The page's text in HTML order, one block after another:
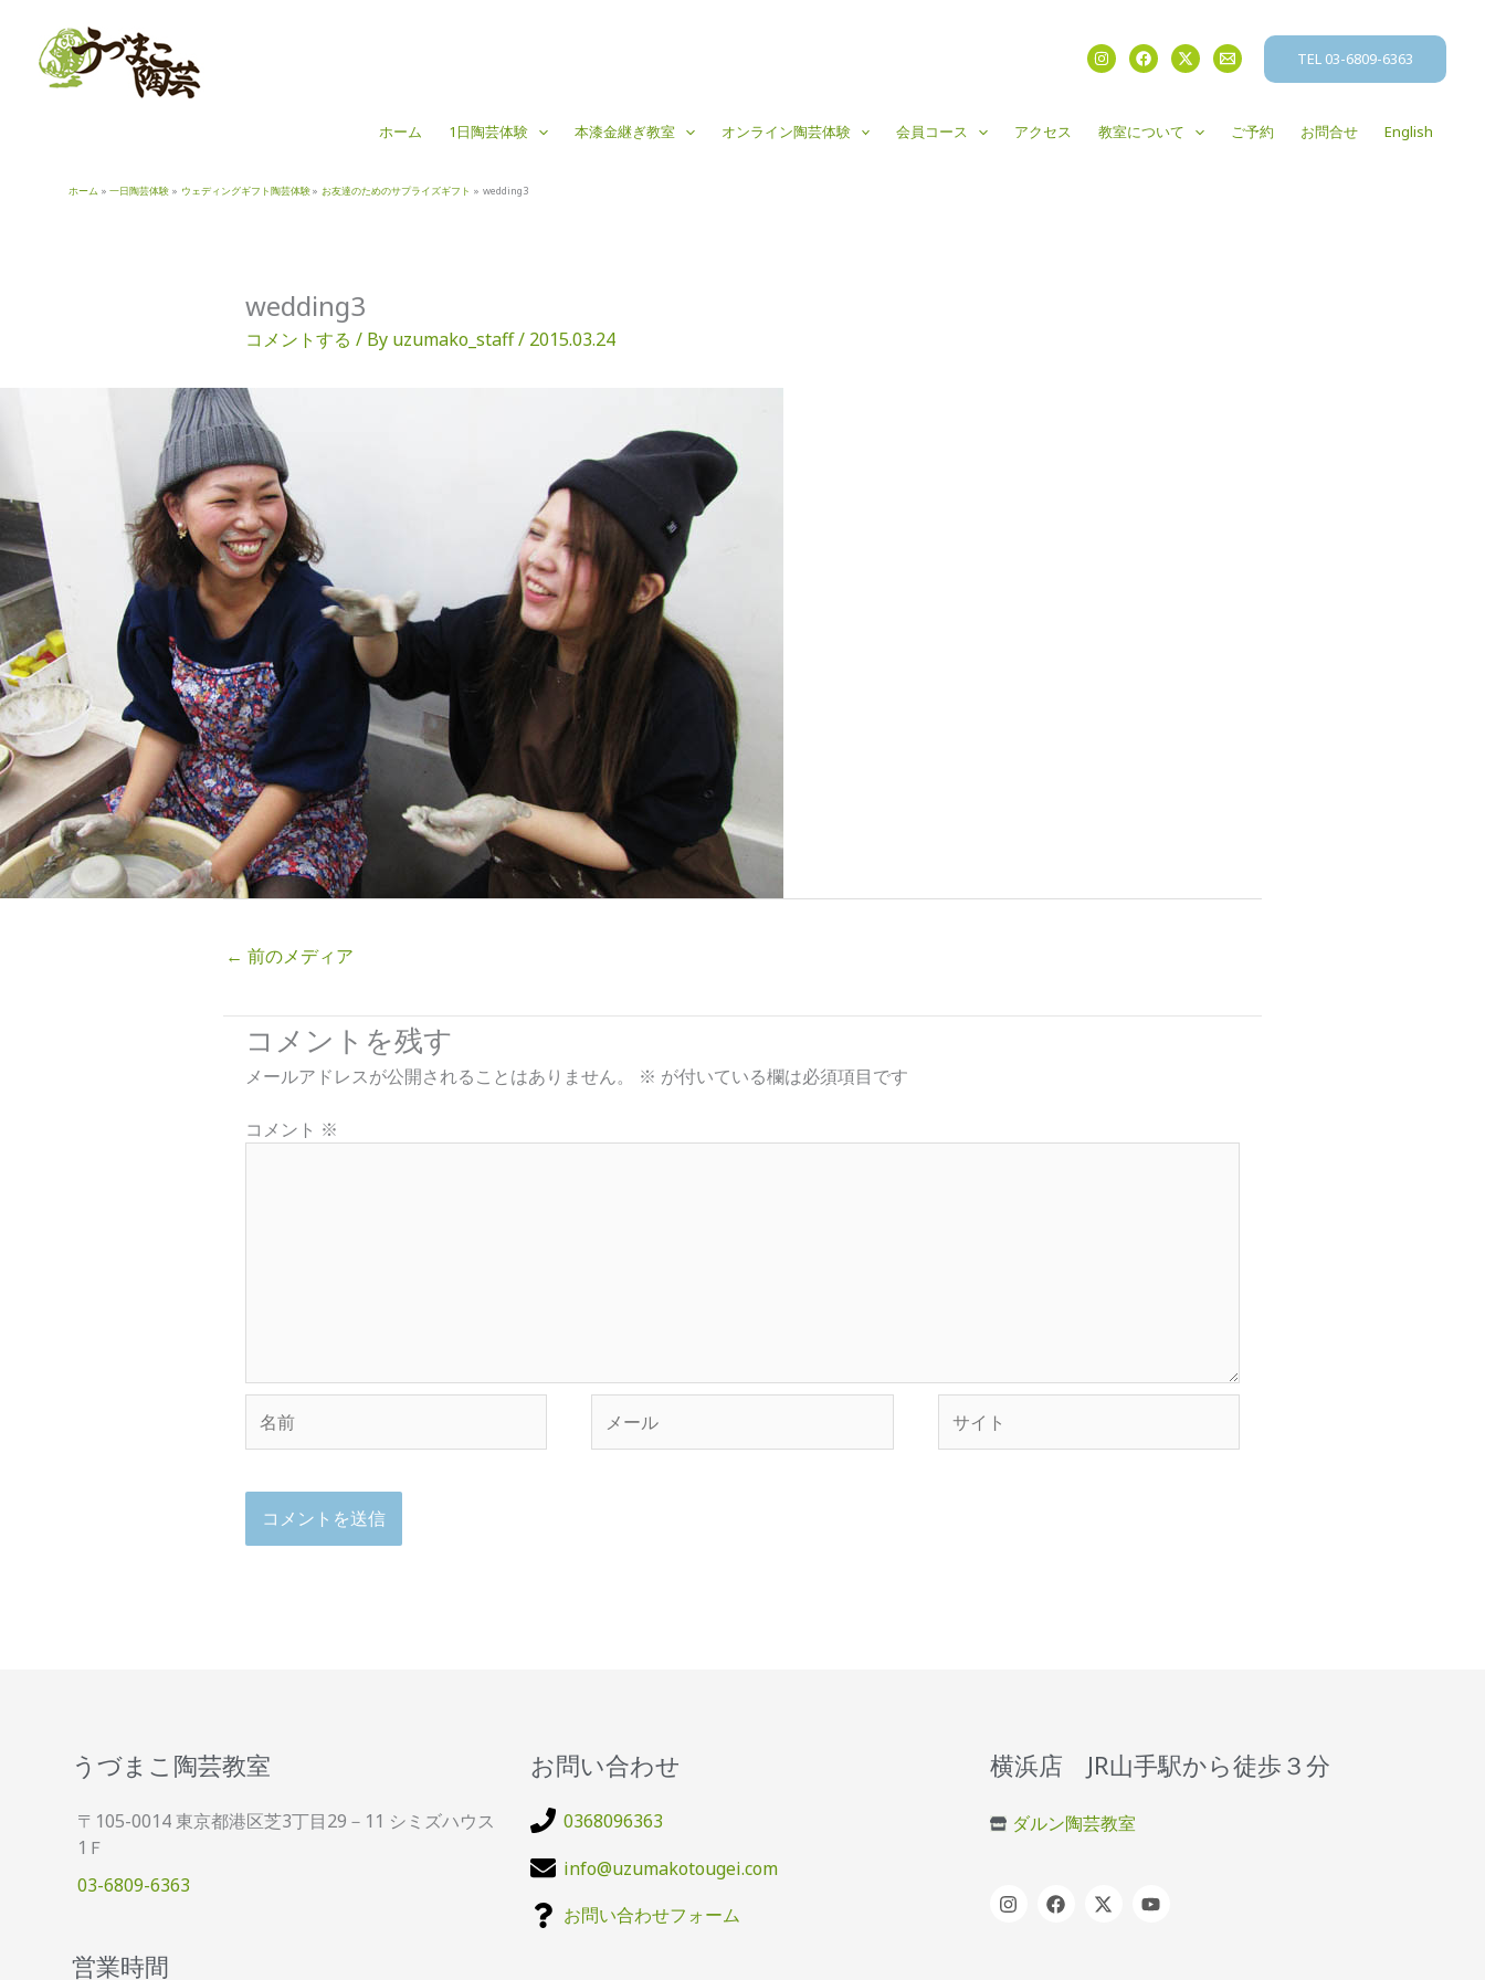
TEL 03-6809-6363
ホーム 1日陶芸体験 本漆金継ぎ教室 オンライン陶芸体験 会員コース アクセス 教室について ご予約 お問合せ English
ホーム 一日陶芸体験 ウェディングギフト陶芸体験 お友達のためのサプライズギフト wedding3
wedding3
コメントする / By uzumako_staff/ 2015.03.24
← 前のメディア
コメントを残す
メールアドレスが公開されることはありません。 ※ が付いている欄は必須項目です
コメント ※
前
ー
うづまこ陶芸教室
〒105-0014 東京都港区芝3丁目29－11 シミズハウス
1Ｆ
03-6809-6363
営業時間
お問い合わせ
0368096363
info@uzumakotougei.com
お問い合わせフォーム
横浜店 JR山手駅から徒歩３分
ダルン陶芸教室